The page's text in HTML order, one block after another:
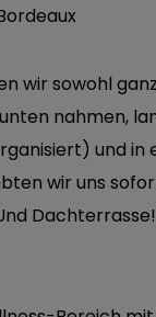
wir sowohl
nahmen,
und
wir uns